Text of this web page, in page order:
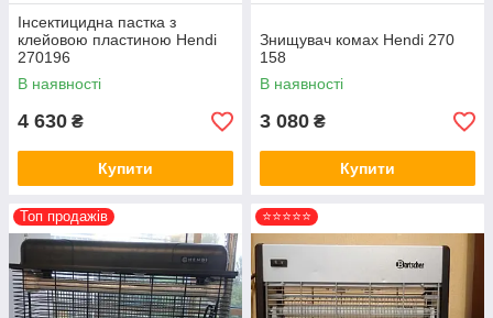
Інсектицидна пастка з
клейовою пластиною Hendi
270196
В наявності
4 630 ₴
Купити
Знищувач комах Hendi 270
158
В наявності
3 080 ₴
Купити
Топ продажів ⭐⭐⭐⭐⭐